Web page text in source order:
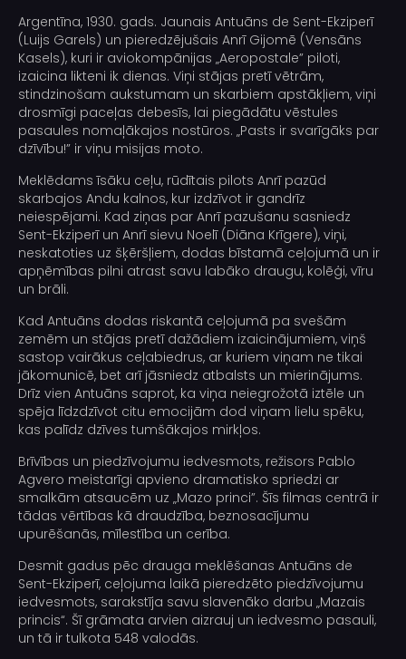
Argentīna, 1930. gads. Jaunais Antuāns de Sent-Ekziperī
(Luijs Garels) un pieredzējušais Anrī Gijomē (Vensāns
Kasels), kuri ir aviokompānijas „Aeropostale” piloti,
izaicina likteni ik dienas. Viņi stājas pretī vētrām,
stindzinošam aukstumam un skarbiem apstākļiem, viņi
drosmīgi paceļas debesīs, lai piegādātu vēstules
pasaules nomaļākajos nostūros. „Pasts ir svarīgāks par
dzīvību!” ir viņu misijas moto.
Meklēdams īsāku ceļu, rūdītais pilots Anrī pazūd
skarbajos Andu kalnos, kur izdzīvot ir gandrīz
neiespējami. Kad ziņas par Anrī pazušanu sasniedz
Sent-Ekziperī un Anrī sievu Noelī (Diāna Krīgere), viņi,
neskatoties uz šķēršļiem, dodas bīstamā ceļojumā un ir
apņēmības pilni atrast savu labāko draugu, kolēģi, vīru
un brāli.
Kad Antuāns dodas riskantā ceļojumā pa svešām
zemēm un stājas pretī dažādiem izaicinājumiem, viņš
sastop vairākus ceļabiedrus, ar kuriem viņam ne tikai
jākomunicē, bet arī jāsniedz atbalsts un mierinājums.
Drīz vien Antuāns saprot, ka viņa neiegrožotā iztēle un
spēja līdzdzīvot citu emocijām dod viņam lielu spēku,
kas palīdz dzīves tumšākajos mirkļos.
Brīvības un piedzīvojumu iedvesmots, režisors Pablo
Agvero meistarīgi apvieno dramatisko spriedzi ar
smalkām atsaucēm uz „Mazo princi”. Šīs filmas centrā ir
tādas vērtības kā draudzība, beznosacījumu
upurēšanās, mīlestība un cerība.
Desmit gadus pēc drauga meklēšanas Antuāns de
Sent-Ekziperī, ceļojuma laikā pieredzēto piedzīvojumu
iedvesmots, sarakstīja savu slavenāko darbu „Mazais
princis“. Šī grāmata arvien aizrauj un iedvesmo pasauli,
un tā ir tulkota 548 valodās.